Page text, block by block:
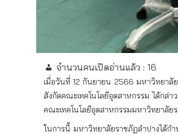
จำนวนคนเปิดอ่านแล้ว : 16
เมื่อวันที่ 12กันยายน 2566 มหาวิทยาลั
สังกัดคณะเทคโนโลยีอุตสาหกรรม ได้กล่า
คณะเทคโนโลยีอุตสาหกรรมมหาวิทยาลัย
ในการนี้ มหาวิทยาลัยราชภัฏลำปางได้ก